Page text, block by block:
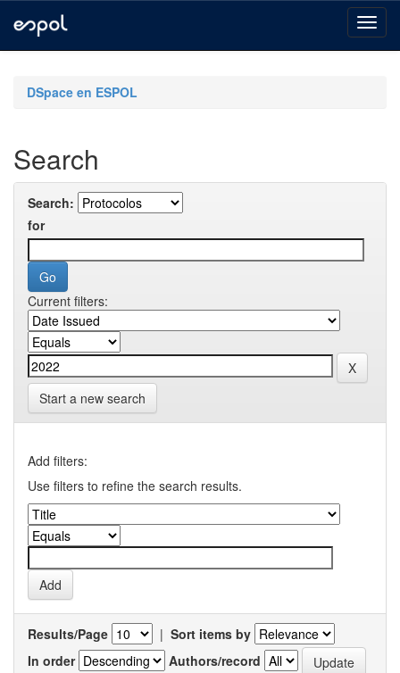
navigationDSpace en ESPOL
Search
Search:
for
Current filters:
Start a new search
Add filters:
Use filters to refine the search results.
Results/Page | Sort items by
In order
Authors/record